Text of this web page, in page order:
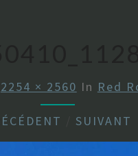
2254 × 2560 In Red
SUIVANT